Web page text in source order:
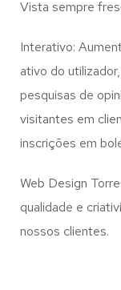
Vista sempre
Interativo:
ativo do
pesquisas de
visitantes em
inscrições em
Web Design
qualidade e
nossos clientes.